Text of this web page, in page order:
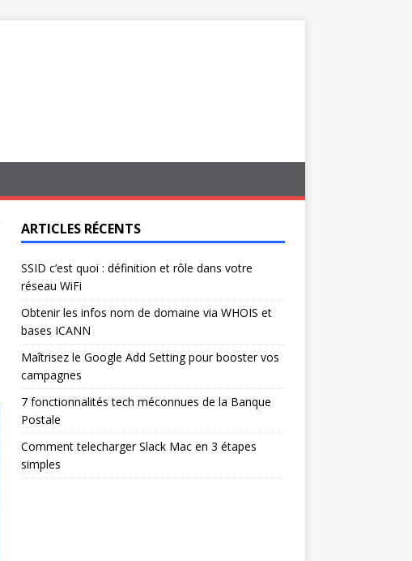
ARTICLES RÉCENTS
SSID c’est quoi : définition et rôle dans votre
réseau WiFi
Obtenir les infos nom de domaine via WHOIS et
bases ICANN
Maîtrisez le Google Add Setting pour booster vos
campagnes
7 fonctionnalités tech méconnues de la Banque
Postale
Comment telecharger Slack Mac en 3 étapes
simples